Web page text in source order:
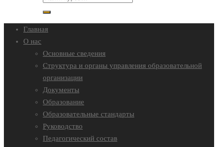
Главная
О нас
Основные сведения
Структура и органы управления образовательной
организации
Документы
Образование
Образовательные стандарты
Руководство
Педагогический состав